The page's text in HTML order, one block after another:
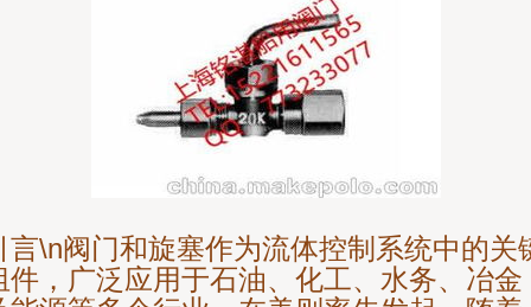
言\n阀门和旋塞作为流体控制系统中的关
件，广泛应用于石油、化工、水务、冶金